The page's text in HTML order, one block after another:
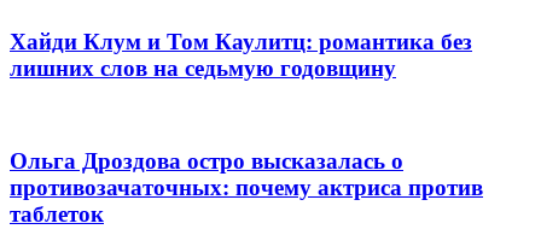
Хайди Клум и Том Каулитц: романтика без
лишних слов на седьмую годовщину
Ольга Дроздова остро высказалась о
противозачаточных: почему актриса против
таблеток